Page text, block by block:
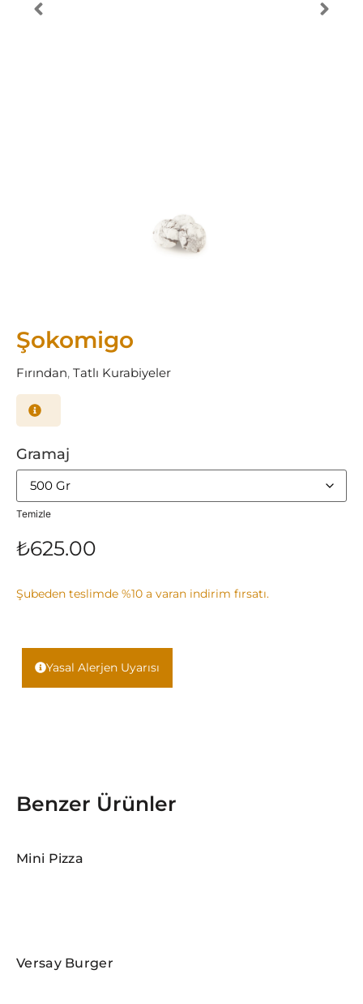
Şokomigo
Fırından, Tatlı Kurabiyeler
Gramaj
Temizle
₺625.00
Şubeden teslimde %10 a varan indirim fırsatı.
Yasal Alerjen Uyarısı
Benzer Ürünler
Mini Pizza
Versay Burger